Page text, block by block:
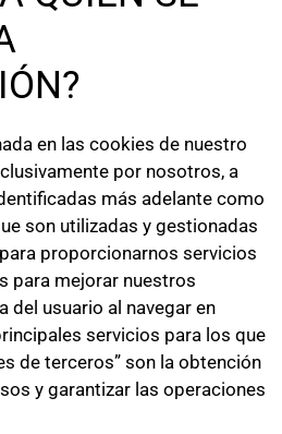
en las cookies de nuestro
por nosotros, a
más adelante como
son utilizadas y gestionadas
proporcionarnos servicios
para mejorar nuestros
del usuario al navegar en
servicios para los que
de terceros” son la obtención
y garantizar las operaciones